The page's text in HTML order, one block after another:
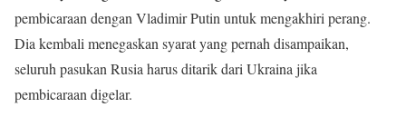
pembicaraan dengan Vladimir Putin untuk mengakhiri perang.
Dia kembali menegaskan syarat yang pernah disampaikan,
seluruh pasukan Rusia harus ditarik dari Ukraina jika
pembicaraan digelar.